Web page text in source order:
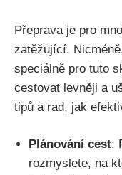
Přeprava je pro‍
zatěžující.
speciálně pro ⁤tuto
cestovat ‌levněji ⁣a
tipů a ​rad,​ jak‌
Plánování cest:
rozmyslete, na